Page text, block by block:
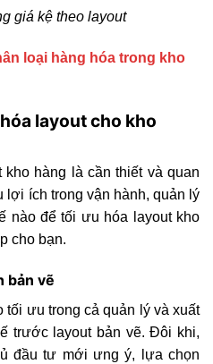
giá kệ theo layout
loại hàng hóa trong kho
layout cho kho
hàng là cần thiết và quan
lợi ích trong vận hành, quản lý
nào để tối ưu hóa layout kho
cho bạn.
bản vẽ
tối ưu trong cả quản lý và xuất
trước layout bản vẽ. Đôi khi,
đầu tư mới ưng ý, lựa chọn